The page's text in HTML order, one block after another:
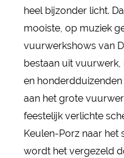
heel bijzonder licht.
mooiste, op muziek
vuurwerkshows van
bestaan uit
en
aan het grote
feestelijk verlichte
Keulen-Porz naar het
wordt het vergezeld